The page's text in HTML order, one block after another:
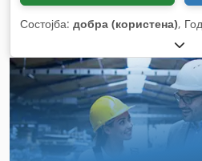
Состојба: добра (користена),